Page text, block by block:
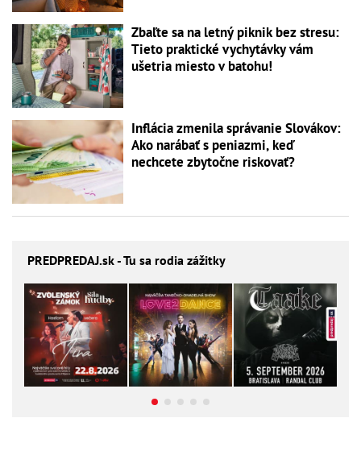
Zbaľte sa na letný piknik bez stresu:
Tieto praktické vychytávky vám
ušetria miesto v batohu!
Inflácia zmenila správanie Slovákov:
Ako narábať s peniazmi, keď
nechcete zbytočne riskovať?
PREDPREDAJ.sk - Tu sa rodia zážitky